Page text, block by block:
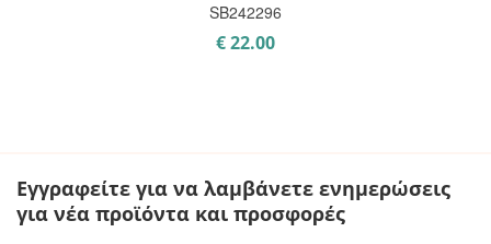
SB242296
€22.00
Εγγραφείτε για να λαμβάνετε ενημερώσεις
για νέα προϊόντα και προσφορές